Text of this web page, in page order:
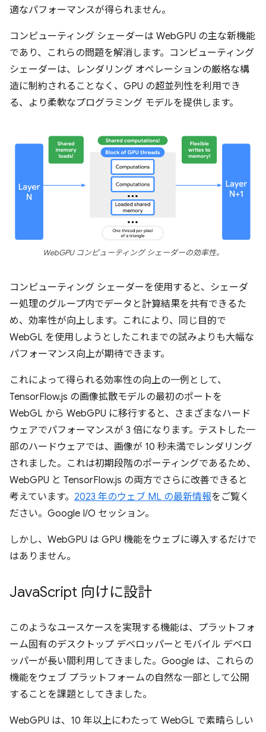
適なパフォーマンスが得られません。
コンピューティング シェーダーは WebGPU の主な新機能
であり、これらの問題を解消します。コンピューティング
シェーダーは、レンダリング オペレーションの厳格な構
造に制約されることなく、GPU の超並列性を利用でき
る、より柔軟なプログラミング モデルを提供します。
WebGPU コンピューティング シェーダーの効率性。
コンピューティング シェーダーを使用すると、シェーダ
ー処理のグループ内でデータと計算結果を共有できるた
め、効率性が向上します。これにより、同じ目的で
WebGL を使用しようとしたこれまでの試みよりも大幅な
パフォーマンス向上が期待できます。
これによって得られる効率性の向上の一例として、
TensorFlow.js の画像拡散モデルの最初のポートを
WebGL から WebGPU に移行すると、さまざまなハード
ウェアでパフォーマンスが 3 倍になります。テストした一
部のハードウェアでは、画像が 10 秒未満でレンダリング
されました。これは初期段階のポーティングであるため、
WebGPU と TensorFlow.js の両方でさらに改善できると
考えています。 2023 年のウェブ ML の最新情報をご覧く
ださい。Google I/O セッション。
しかし、WebGPU は GPU 機能をウェブに導入するだけで
はありません。
JavaScript 向けに設計
このようなユースケースを実現する機能は、プラットフォ
ーム固有のデスクトップ デベロッパーとモバイル デベロ
ッパーが長い間利用してきました。Google は、これらの
機能をウェブ プラットフォームの自然な一部として公開
することを課題としてきました。
WebGPU は、10 年以上にわたって WebGL で素晴らしい